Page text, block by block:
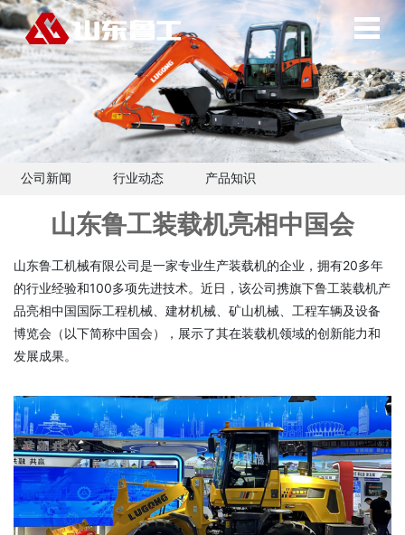
公司新闻 行业动态 产品知识
山东鲁工装载机亮相中国会
山东鲁工机械有限公司是一家专业生产装载机的企业，拥有20多年
的行业经验和100多项先进技术。近日，该公司携旗下鲁工装载机产
品亮相中国国际工程机械、建材机械、矿山机械、工程车辆及设备
博览会（以下简称中国会），展示了其在装载机领域的创新能力和
发展成果。